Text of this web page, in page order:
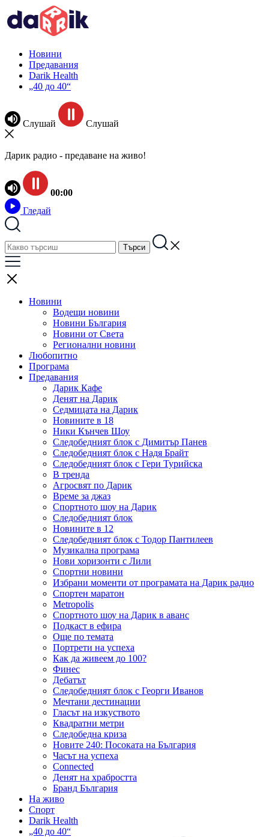
Новини
Предавания
Darik Health
„40 до 40“
Слушай Слушай
Дарик радио - предаване на живо!
00:00
Гледай
Новини
Водещи новини
Новини България
Новини от Света
Регионални новини
Любопитно
Програма
Предавания
Дарик Кафе
Денят на Дарик
Седмицата на Дарик
Новините в 18
Ники Кънчев Шоу
Следобедният блок с Димитър Панев
Следобедният блок с Надя Брайт
Следобедният блок с Гери Турийска
В тренда
Агросвят по Дарик
Време за джаз
Спортното шоу на Дарик
Следобедният блок
Новините в 12
Следобедният блок с Тодор Пантилеев
Музикална програма
Нови хоризонти с Лили
Спортни новини
Избрани моменти от програмата на Дарик радио
Спортен маратон
Metropolis
Спортното шоу на Дарик в аванс
Подкаст в ефира
Още по темата
Портрети на успеха
Как да живеем до 100?
Финес
Дебатът
Следобедният блок с Георги Иванов
Мечтани дестинации
Гласът на изкуството
Квадратни метри
Следобедна криза
Новите 240: Посоката на България
Часът на успеха
Connected
Денят на храбростта
Бранд България
На живо
Спорт
Darik Health
„40 до 40“